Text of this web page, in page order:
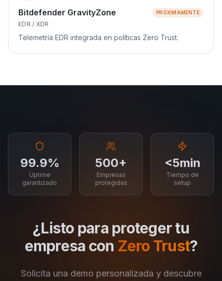
Bitdefender GravityZone PRÓXIMAMENTE
EDR / XDR
Telemetría EDR integrada en políticas Zero Trust.
99.9%
Uptime
garantizado
500+
Empresas
protegidas
<5min
Tiempo de
setup
¿Listo para proteger tu
empresa con Zero Trust?
Solicita una demo personalizada y descubre